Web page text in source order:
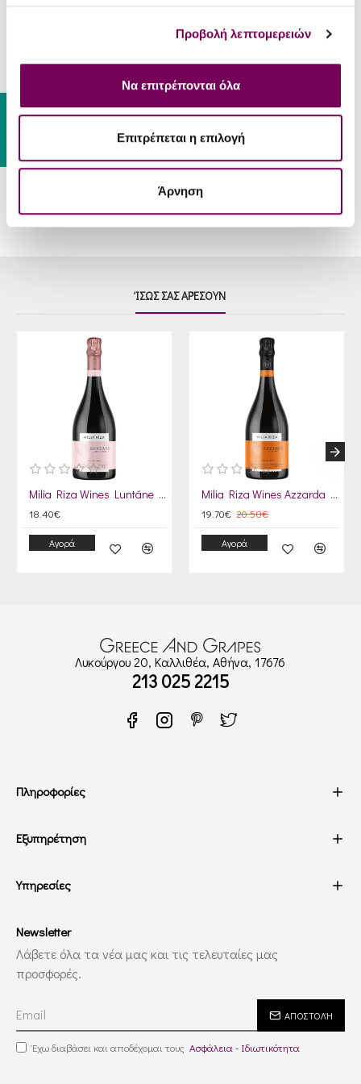
Προβολή λεπτομερειών
Να επιτρέπονται όλα
Επιτρέπεται η επιλογή
Άρνηση
ΣΕΡΒΊΡΙΣΜΑ
Στρείδια, αστακός, ελαφριά
πιάτα με θαλασσινά, ψητά
ψάρια και ψάρια με σάλτσες
Σερβιρίσματος
10 - 12 °C
ΊΣΩΣ ΣΑΣ ΑΡΈΣΟΥΝ
Milia Riza Wines Luntáne Rosé De Gris 2022
18.40€
Αγορά
Milia Riza Wines Azzarda Extra Brut 2023
19.70€ 20.58€
Αγορά
Gift Card
Λυκούργου 20, Καλλιθέα, Αθήνα, 17676
213 025 2215
Πληροφορίες
Εξυπηρέτηση
Υπηρεσίες
Newsletter
Λάβετε όλα τα νέα μας και τις τελευταίες μας
προσφορές.
ΑΠΟΣΤΟΛΉ
Έχω διαβάσει και αποδέχομαι τους Ασφάλεια - Ιδιωτικότητα